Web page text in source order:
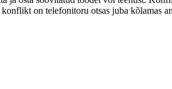
on telefonitoru otsas juba kõlamas